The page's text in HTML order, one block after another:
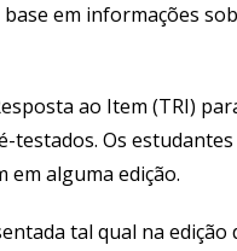
base em informações
ao Item (TRI)
testados. Os
em alguma edição.
tal qual na edição